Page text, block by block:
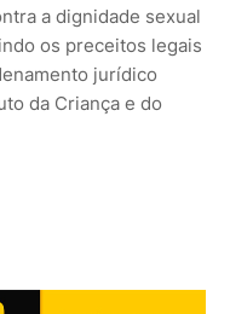
a dignidade sexual
os preceitos legais
jurídico
da Criança e do